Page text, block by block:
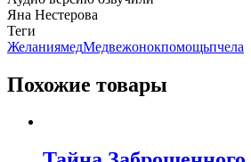
Яна Нестерова
Теги
ЖеланиямедМедвежонокпомощьпчела
Похожие товары